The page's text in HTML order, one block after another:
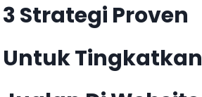
3 Strategi Proven
Untuk Tingkatkan